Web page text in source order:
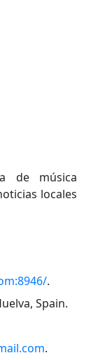
​​de música
locales
.
Spain.
.